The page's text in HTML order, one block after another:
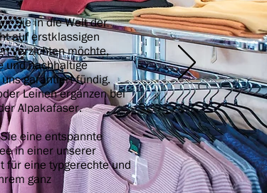
Sie in die Welt der
auf erstklassigen
verzichten möchte,
und nachhaltige
garantiert fündig.
Leinen ergänzen bei
Alpakafaser.
eine entspannte
in einer unserer
für eine typgerechte und
ganz